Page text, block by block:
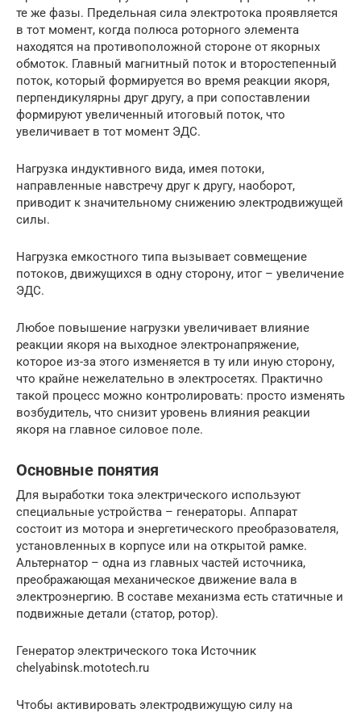
те же фазы. Предельная сила электротока проявляется
в тот момент, когда полюса роторного элемента
находятся на противоположной стороне от якорных
обмоток. Главный магнитный поток и второстепенный
поток, который формируется во время реакции якоря,
перпендикулярны друг другу, а при сопоставлении
формируют увеличенный итоговый поток, что
увеличивает в тот момент ЭДС.
Нагрузка индуктивного вида, имея потоки,
направленные навстречу друг к другу, наоборот,
приводит к значительному снижению электродвижущей
силы.
Нагрузка емкостного типа вызывает совмещение
потоков, движущихся в одну сторону, итог – увеличение
ЭДС.
Любое повышение нагрузки увеличивает влияние
реакции якоря на выходное электронапряжение,
которое из-за этого изменяется в ту или иную сторону,
что крайне нежелательно в электросетях. Практично
такой процесс можно контролировать: просто изменять
возбудитель, что снизит уровень влияния реакции
якоря на главное силовое поле.
Основные понятия
Для выработки тока электрического используют
специальные устройства – генераторы. Аппарат
состоит из мотора и энергетического преобразователя,
установленных в корпусе или на открытой рамке.
Альтернатор – одна из главных частей источника,
преображающая механическое движение вала в
электроэнергию. В составе механизма есть статичные и
подвижные детали (статор, ротор).
Генератор электрического тока Источник
chelyabinsk.mototech.ru
Чтобы активировать электродвижущую силу на